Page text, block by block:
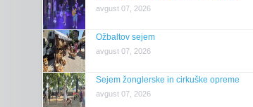
avgust 07, 2026
Ožbaltov sejem
avgust 07, 2026
Sejem žonglerske in cirkuške opreme
avgust 07, 2026